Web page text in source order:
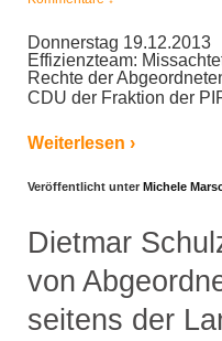
Donnerstag 19.12.2013
Effizienzteam:
Rechte der
CDU der Fraktion der
Weiterlesen ›
Veröffentlicht unter Michele
Dietmar
von
seitens der